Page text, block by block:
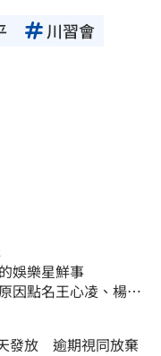
川習會
娛樂星鮮事
因點名王心凌、楊丞
發放 逾期視同放棄